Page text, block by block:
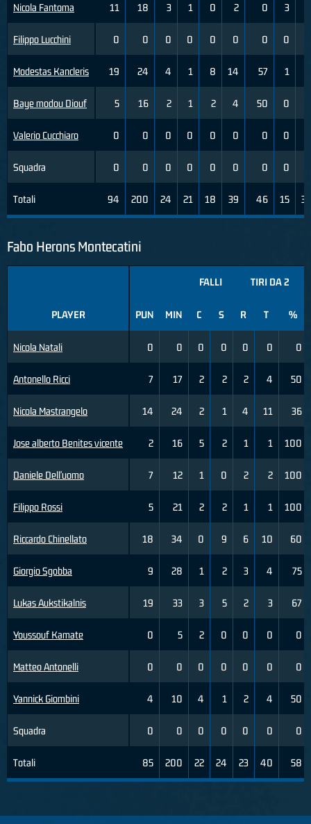
Nicola Fantoma
Filippo Lucchini
Modestas Kancleris
Baye modou Diouf
Valerio Cucchiaro
Squadra
Totali
11 18 3 1 0 2 0 3
0 0 0 0 0 0 0 0
19 24 4 1 8 14 57 1
5 16 2 1 2 4 50 0
0 0 0 0 0 0 0 0
0 0 0 0 0 0 0 0
94 200 24 21 18 39 46 15 31
Fabo Herons Montecatini
PLAYER
Nicola Natali
Antonello Ricci
Nicola Mastrangelo
Jose alberto Benites vicente
Daniele Dell'uomo
Filippo Rossi
Riccardo Chinellato
Giorgio Sgobba
Lukas Aukstikalnis
Youssouf Kamate
Matteo Antonelli
Yannick Giombini
Squadra
Totali
FALLI TIRI DA 2
PUN MIN C S R T %
0 0 0 0 0 0 0
7 17 2 2 2 4 50
14 24 2 1 4 11 36
2 16 5 2 1 1 100
7 12 1 0 2 2 100
5 21 2 2 1 1 100
18 34 0 9 6 10 60
9 28 1 2 3 4 75
19 33 3 5 2 3 67
0 5 2 0 0 0 0
0 0 0 0 0 0 0
4 10 4 1 2 4 50
0 0 0 0 0 0 0
85 200 22 24 23 40 58